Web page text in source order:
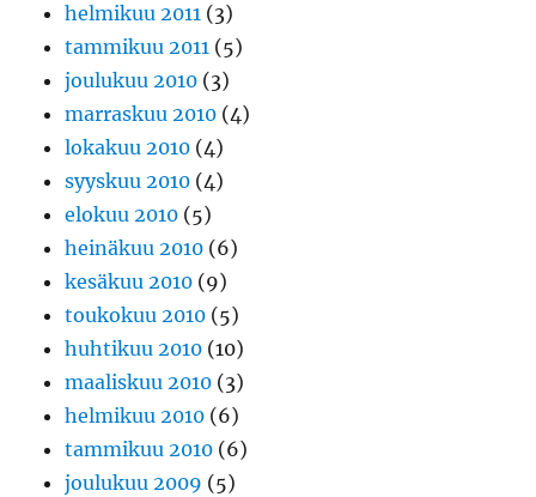
helmikuu 2011 (3)
tammikuu 2011 (5)
joulukuu 2010 (3)
marraskuu 2010 (4)
lokakuu 2010 (4)
syyskuu 2010 (4)
elokuu 2010 (5)
heinäkuu 2010 (6)
kesäkuu 2010 (9)
toukokuu 2010 (5)
huhtikuu 2010 (10)
maaliskuu 2010 (3)
helmikuu 2010 (6)
tammikuu 2010 (6)
joulukuu 2009 (5)